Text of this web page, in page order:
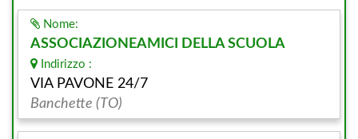
Nome:
ASSOCIAZIONEAMICI DELLA SCUOLA
Indirizzo :
VIA PAVONE 24/7
Banchette (TO)